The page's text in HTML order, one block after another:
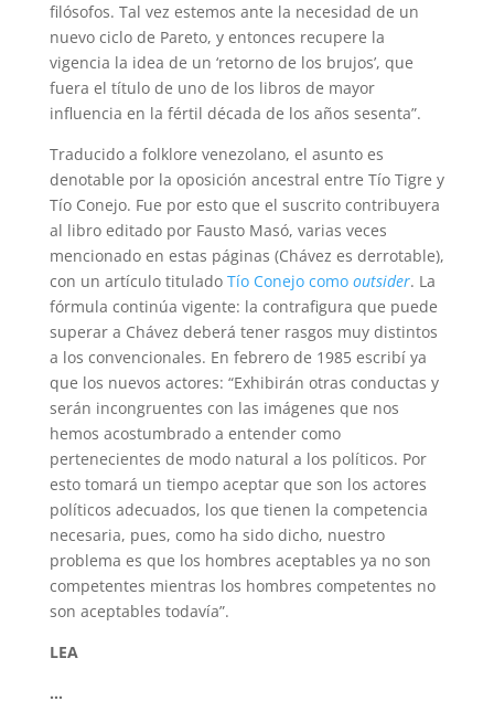
filósofos. Tal vez estemos ante la necesidad de un
nuevo ciclo de Pareto, y entonces recupere la
vigencia la idea de un ‘retorno de los brujos’, que
fuera el título de uno de los libros de mayor
influencia en la fértil década de los años sesenta”.
Traducido a folklore venezolano, el asunto es
denotable por la oposición ancestral entre Tío Tigre y
Tío Conejo. Fue por esto que el suscrito contribuyera
al libro editado por Fausto Masó, varias veces
mencionado en estas páginas (Chávez es derrotable),
con un artículo titulado Tío Conejo como outsider. La
fórmula continúa vigente: la contrafigura que puede
superar a Chávez deberá tener rasgos muy distintos
a los convencionales. En febrero de 1985 escribí ya
que los nuevos actores: “Exhibirán otras conductas y
serán incongruentes con las imágenes que nos
hemos acostumbrado a entender como
pertenecientes de modo natural a los políticos. Por
esto tomará un tiempo aceptar que son los actores
políticos adecuados, los que tienen la competencia
necesaria, pues, como ha sido dicho, nuestro
problema es que los hombres aceptables ya no son
competentes mientras los hombres competentes no
son aceptables todavía”.
LEA
…